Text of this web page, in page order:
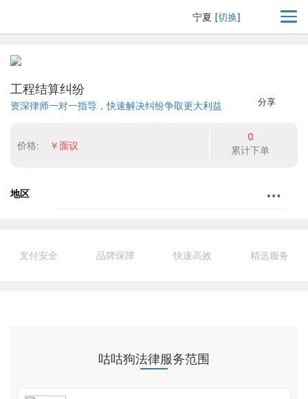
宁夏 [切换]
分享
工程结算纠纷
资深律师一对一指导，快速解决纠纷争取更大利益
价格: ￥面议
0
累计下单
地区
支付安全 品牌保障 快速高效 精选服务
咕咕狗法律服务范围